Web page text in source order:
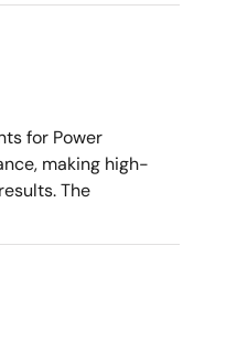
for Power
making high-
The